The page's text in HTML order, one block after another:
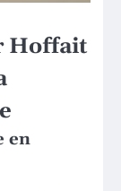
Hoffait
en